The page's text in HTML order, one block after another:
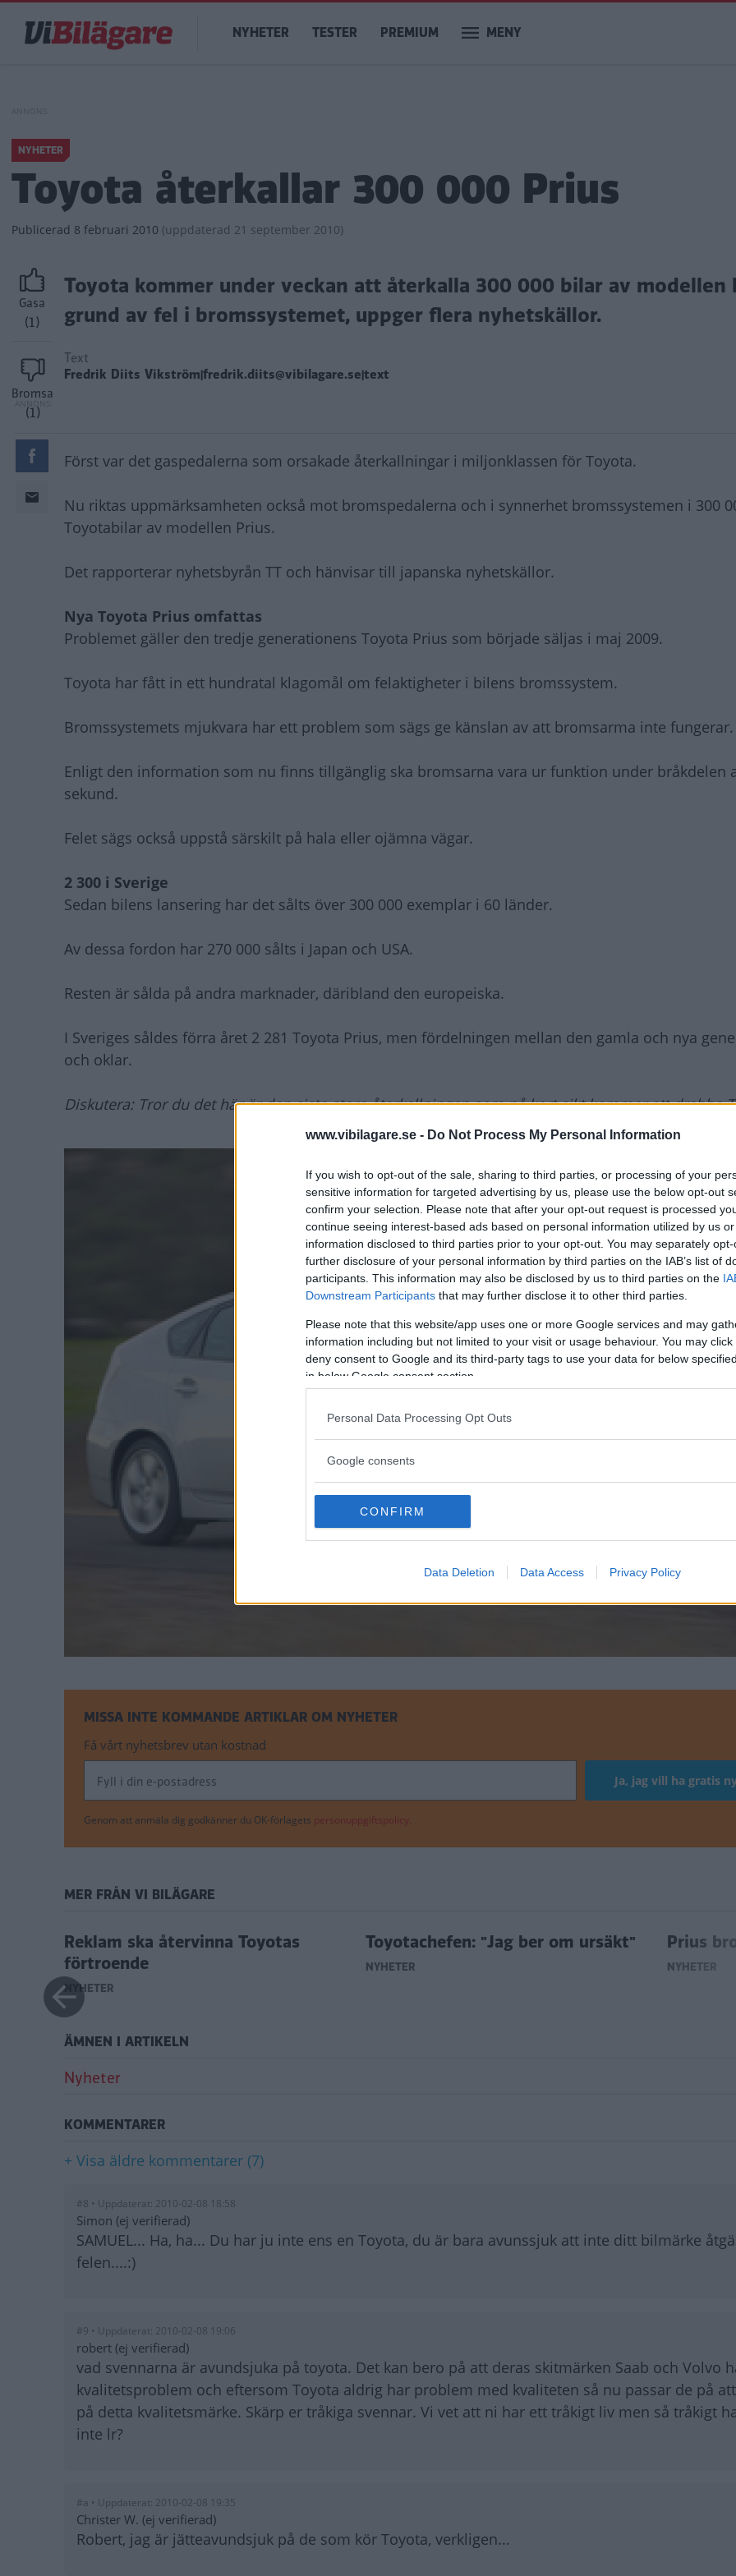
www.vibilagare.se - Do Not Process My Personal Information
If you wish to opt-out of the sale, sharing to third parties, or processing of your
sensitive information for targeted advertising by us, please use the below opt-out
confirm your selection. Please note that after your opt-out request is processed
continue seeing interest-based ads based on personal information utilized by us
information disclosed to third parties prior to your opt-out. You may separately
further disclosure of your personal information by third parties on the IAB’s list of
participants. This information may also be disclosed by us to third parties on the
Downstream Participants that may further disclose it to other third parties.
Please note that this website/app uses one or more Google services and may
information including but not limited to your visit or usage behaviour. You may
deny consent to Google and its third-party tags to use your data for below
in below Google consent section.
Personal Data Processing Opt Outs
Google consents
CONFIRM
Data Deletion Data Access Privacy Policy
huvudinnehåll
Main
navigation
NYHETER TESTER PREMIUM MENY
NYHETER
Toyota återkallar 300 000 Prius
Publicerad 8 februari 2010 (uppdaterad 21 september 2010)
Gasa
(1)
Bromsa
(1)
Toyota kommer under veckan att återkalla 300 000 bilar av modellen
grund av fel i bromssystemet, uppger flera nyhetskällor.
Text
Fredrik Diits Vikström|fredrik.diits@vibilagare.se|text
Först var det gaspedalerna som orsakade återkallningar i miljonklassen för Toyota.
Nu riktas uppmärksamheten också mot bromspedalerna och i synnerhet bromssystemen i 300
Toyotabilar av modellen Prius.
Det rapporterar nyhetsbyrån TT och hänvisar till japanska nyhetskällor.
Nya Toyota Prius omfattas
Problemet gäller den tredje generationens Toyota Prius som började säljas i maj 2009.
Toyota har fått in ett hundratal klagomål om felaktigheter i bilens bromssystem.
Bromssystemets mjukvara har ett problem som sägs ge känslan av att bromsarma inte fungerar.
Enligt den information som nu finns tillgänglig ska bromsarna vara ur funktion under bråkdelen
sekund.
Felet sägs också uppstå särskilt på hala eller ojämna vägar.
2 300 i Sverige
Sedan bilens lansering har det sålts över 300 000 exemplar i 60 länder.
Av dessa fordon har 270 000 sålts i Japan och USA.
Resten är sålda på andra marknader, däribland den europeiska.
I Sveriges såldes förra året 2 281 Toyota Prius, men fördelningen mellan den gamla och nya
och oklar.
Diskutera: Tror du det här är den sista stora återkallningen som på kort sikt kommer att drabba
MISSA INTE KOMMANDE ARTIKLAR OM NYHETER
Få vårt nyhetsbrev utan kostnad
Genom att anmäla dig godkänner du OK-förlagets personuppgiftspolicy.
MER FRÅN VI BILÄGARE
Reklam ska återvinna Toyotas
förtroende
NYHETER
Toyotachefen: "Jag ber om ursäkt"
NYHETER
Prius
NYHETER
ÄMNEN I ARTIKELN
Nyheter
KOMMENTARER
+ Visa äldre kommentarer (7)
#8 • Uppdaterat: 2010-02-08 18:58
Simon (ej verifierad)
SAMUEL... Ha, ha... Du har ju inte ens en Toyota, du är bara avunssjuk att inte ditt bilmärke
felen....:)
#9 • Uppdaterat: 2010-02-08 19:06
robert (ej verifierad)
vad svennarna är avundsjuka på toyota. Det kan bero på att deras skitmärken Saab och Volvo
kvalitetsproblem och eftersom Toyota aldrig har problem med kvaliteten så nu passar de på
på detta kvalitetsmärke. Skärp er tråkiga svennar. Vi vet att ni har ett tråkigt liv men så tråkigt
inte lr?
#a • Uppdaterat: 2010-02-08 19:35
Christer W. (ej verifierad)
Robert, jag är jätteavundsjuk på de som kör Toyota, verkligen...